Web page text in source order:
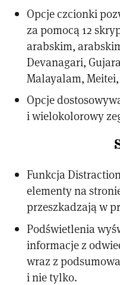
Opcje czcionki
za pomocą 12
arabskim,
Devanagari,
Malayalam,
Opcje
i wielokolorowy
Funkcja
elementy na
przeszkadzają w
Podświetlenia
informacje z
wraz z
i nie tylko.